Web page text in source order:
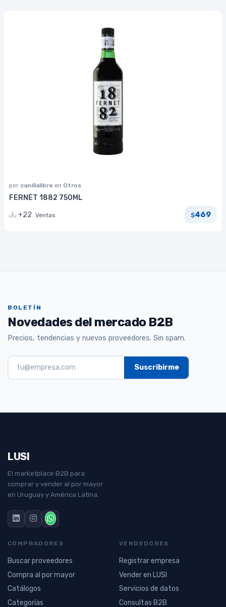
por canillalibre en Otros
FERNET 1882 750ML
+22 Ventas $469
BOLETÍN
Novedades del mercado B2B
Precios, tendencias y nuevos proveedores. Sin spam.
LUSI
El marketplace B2B para
comprar y vender al por mayor
en Uruguay y América Latina.
COMPRADORES
Buscar proveedores
Compra al por mayor
Catálogos
Categorías
VENDEDORES
Registrar empresa
Vender en LUSI
Servicios de datos
Consultas B2B